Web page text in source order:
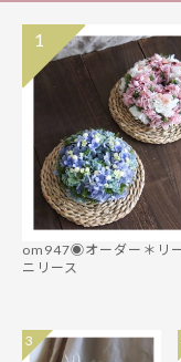
om947◉オーダー＊リ
ニリース
1
3